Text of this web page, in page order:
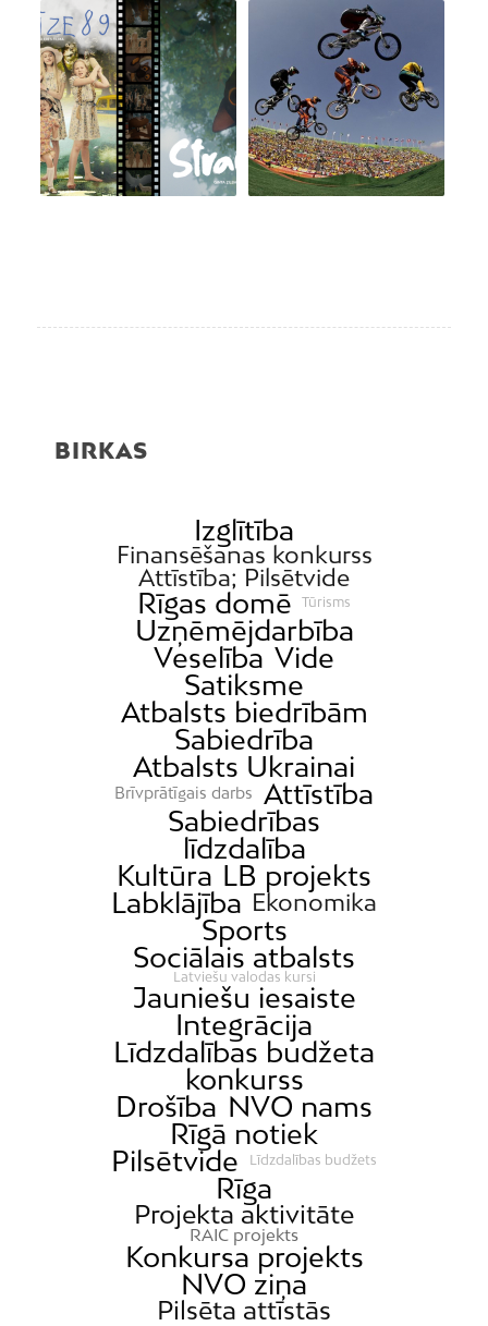
BIRKAS
Izglītība
Finansēšanas konkurss
Attīstība; Pilsētvide
Rīgas domē Tūrisms
Uzņēmējdarbība
Veselība Vide
Satiksme
Atbalsts biedrībām
Sabiedrība
Atbalsts Ukrainai
Brīvprātīgais darbs
Attīstība
Sabiedrības
līdzdalība
Kultūra LB projekts
Labklājība Ekonomika
Sports
Sociālais atbalsts
Latviešu valodas kursi
Jauniešu iesaiste
Integrācija
Līdzdalības budžeta
konkurss
Drošība NVO nams
Rīgā notiek
Pilsētvide
Līdzdalības budžets
Rīga
Projekta aktivitāte
RAIC projekts
Konkursa projekts
NVO ziņa
Pilsēta attīstās